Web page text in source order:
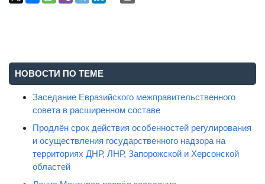
НОВОСТИ ПО ТЕМЕ
Заседание Евразийского межправительственного
совета в расширенном составе
Продлён срок действия особенностей регулирования
и осуществления государственного надзора на
территориях ДНР, ЛНР, Запорожской и Херсонской
областей